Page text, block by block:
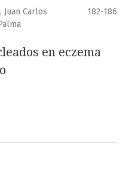
Juan Carlos
182-186
en eczema